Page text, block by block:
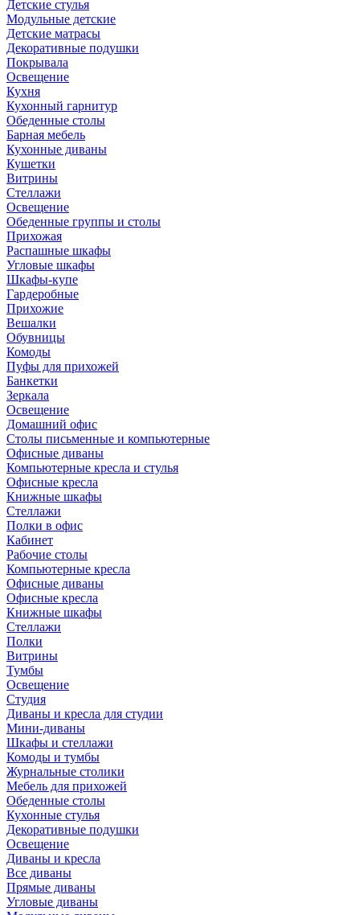
Детские стулья
Модульные детские
Детские матрасы
Декоративные подушки
Покрывала
Освещение
Кухня
Кухонный гарнитур
Обеденные столы
Барная мебель
Кухонные диваны
Кушетки
Витрины
Стеллажи
Освещение
Обеденные группы и столы
Прихожая
Распашные шкафы
Угловые шкафы
Шкафы-купе
Гардеробные
Прихожие
Вешалки
Обувницы
Комоды
Пуфы для прихожей
Банкетки
Зеркала
Освещение
Домашний офис
Столы письменные и компьютерные
Офисные диваны
Компьютерные кресла и стулья
Офисные кресла
Книжные шкафы
Стеллажи
Полки в офис
Кабинет
Рабочие столы
Компьютерные кресла
Офисные диваны
Офисные кресла
Книжные шкафы
Стеллажи
Полки
Витрины
Тумбы
Освещение
Студия
Диваны и кресла для студии
Мини-диваны
Шкафы и стеллажи
Комоды и тумбы
Журнальные столики
Мебель для прихожей
Обеденные столы
Кухонные стулья
Декоративные подушки
Освещение
Диваны и кресла
Все диваны
Прямые диваны
Угловые диваны